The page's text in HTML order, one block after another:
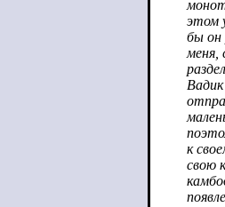
этом
бы он
меня,
к
свою